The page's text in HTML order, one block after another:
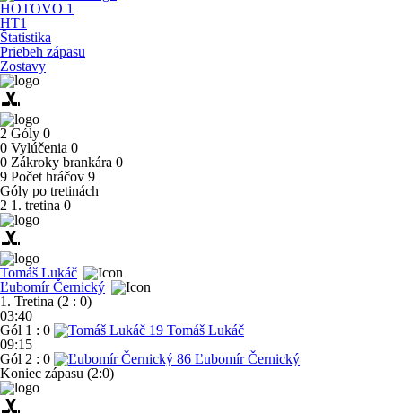
HOTOVO 1
HT1
Štatistika
Priebeh zápasu
Zostavy
sports_hockey
2 Góly 0
0 Vylúčenia 0
0 Zákroky brankára 0
9 Počet hráčov 9
Góly po tretinách
2 1. tretina 0
sports_hockey
Tomáš Lukáč
Ľubomír Černický
1. Tretina (2 : 0)
03:40
Gól 1 : 0 19 Tomáš Lukáč
09:15
Gól 2 : 0 86 Ľubomír Černický
Koniec zápasu (2:0)
sports_hockey